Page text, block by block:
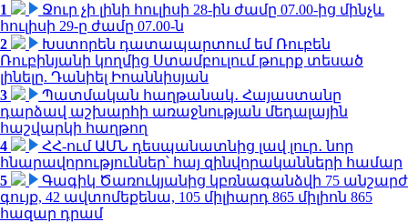
1
Ջուր չի լինի հուլիսի 28-ին ժամը 07.00-ից մինչև
հուլիսի 29-ը ժամը 07.00-ն
2
Խստորեն դատապարտում եմ Ռուբեն
Ռուբինյանի կողմից Ստամբուլում թուրք տեսած
լինելը. Դանիել Իոաննիսյան
3
Պատմական հաղթանակ․ Հայաստանը
դարձավ աշխարհի առաջնության մեդալային
հաշվարկի հաղթող
4
ՀՀ-ում ԱՄՆ դեսպանատնից լավ լուր․ նոր
հնարավորություններ՝ հայ զինվորականների համար
5
Գագիկ Ծառուկյանից կբռնագանձվի 75 անշարժ
գույք, 42 ավտոմեքենա, 105 միլիարդ 865 միլիոն 865
հազար դրամ